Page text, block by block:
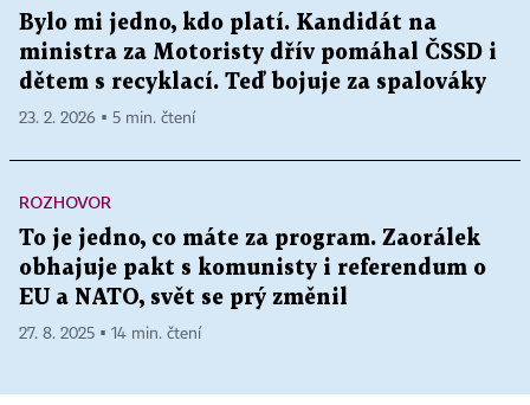
Bylo mi jedno, kdo platí. Kandidát na
ministra za Motoristy dřív pomáhal ČSSD i
dětem s recyklací. Teď bojuje za spalováky
23. 2. 2026 ▪ 5 min. čtení
ROZHOVOR
To je jedno, co máte za program. Zaorálek
obhajuje pakt s komunisty i referendum o
EU a NATO, svět se prý změnil
27. 8. 2025 ▪ 14 min. čtení